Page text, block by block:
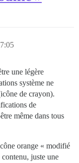
une légère
système ne
de crayon).
de
même dans tous
orange « modifié
juste une